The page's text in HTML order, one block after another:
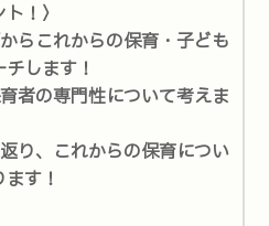
！〉
これからの保育・子ども
します！
の専門性について考えま
、これからの保育につい
す！